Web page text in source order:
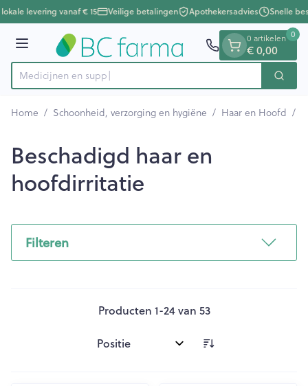
Ga naar de inhoud
1 van 1
levering vanaf € 15 Veilige betalingen Apothekersadvies Snelle
Menu
Product, merk, categorie...
M Zoek
0 artikelen
€ 0,00
0
Home / Schoonheid, verzorging en hygiëne / Haar en Hoofd /
Beschadigd haar en
hoofdirritatie
Filteren
Producten 1-24van 53
Sorteer op: